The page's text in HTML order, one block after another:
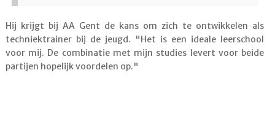
Hij krijgt bij AA Gent de kans om zich te ontwikkelen als
techniektrainer bij de jeugd. "Het is een ideale leerschool
voor mij. De combinatie met mijn studies levert voor beide
partijen hopelijk voordelen op."